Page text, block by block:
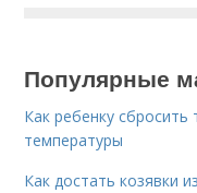
Популярные
Как ребенку
температуры
Как достать козявки